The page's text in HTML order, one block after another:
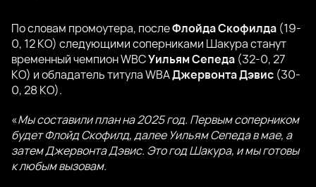
По словам промоутера, послеФлойда Скофилда (19-
0, 12 КО) следующими соперниками Шакура станут
временный чемпион WBCУильям Сепеда (32-0, 27
КО) и обладатель титула WBAДжервонта Дэвис (30-
0, 28 КО).
«Мы составили план на 2025 год. Первым соперником
будет Флойд Скофилд, далее Уильям Сепеда в мае, а
затем Джервонта Дэвис. Это год Шакура, и мы готовы
к любым вызовам.